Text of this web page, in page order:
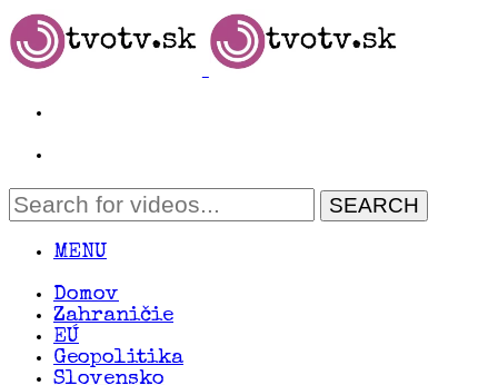
MENU
Domov
Zahraničie
EÚ
Geopolitika
Slovensko